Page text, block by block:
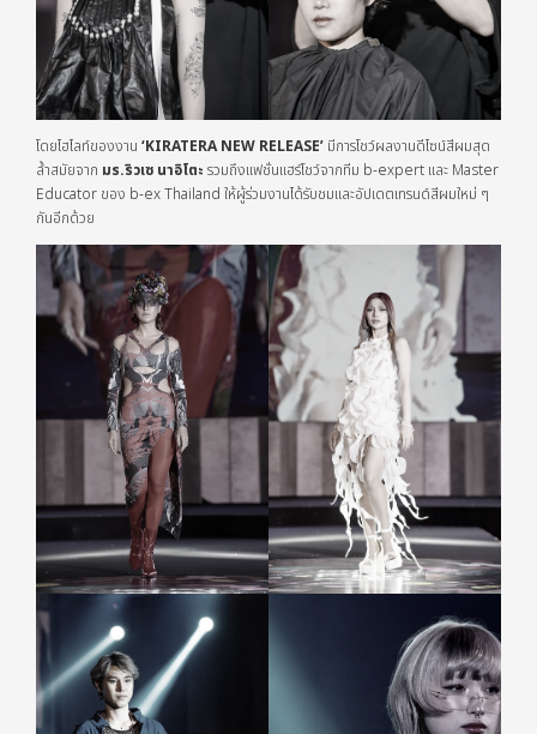
โดยไฮไลท์ของงาน ‘KIRATERA NEW RELEASE’ มีการโชว์ผลงานดีไซน์สีผมสุด
ล้ำสมัยจาก มร.ริวเซ นาอิโตะ รวมถึงแฟชั่นแฮร์โชว์จากทีม b-expert และ Master
Educator ของ b-ex Thailand ให้ผู้ร่วมงานได้รับชมและอัปเดตเทรนด์สีผมใหม่ ๆ
กันอีกด้วย